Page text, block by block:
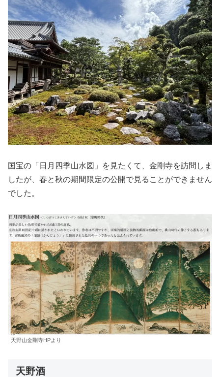
国宝の「日月四季山水図」を見たくて、金剛寺を訪問しま
したが、春と秋の期間限定の公開で見ることができません
でした。
天野山金剛寺HPより
天野酒